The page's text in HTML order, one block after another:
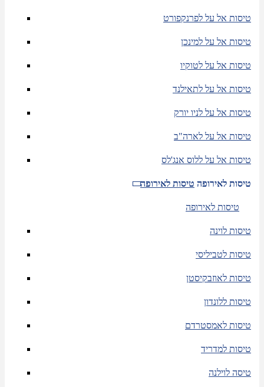
טיסות אל על לפרנקפורט
טיסות אל על למינכן
טיסות אל על לטוקיו
טיסות אל על לתאילנד
טיסות אל על לניו יורק
טיסות אל על לארה"ב
טיסות אל על ללוס אנג'לס
טיסות לאירופה טיסות לאירופה
טיסות לאירופה
טיסות לוינה
טיסות לטביליסי
טיסות לאוזבקיסטן
טיסות ללונדון
טיסות לאמסטרדם
טיסות למדריד
טיסה לוילנה